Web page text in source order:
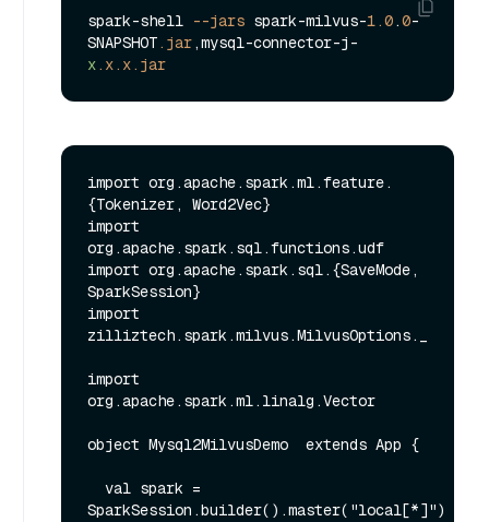
spark-shell --jars spark-milvus-1.0.0-
SNAPSHOT.jar,mysql-connector-j-
x.x.x.jar
import org.apache.spark.ml.feature.
{Tokenizer, Word2Vec}
import
org.apache.spark.sql.functions.udf
import org.apache.spark.sql.{SaveMode,
SparkSession}
import
zilliztech.spark.milvus.MilvusOptions._
import
org.apache.spark.ml.linalg.Vector
object Mysql2MilvusDemo  extends App {
SparkSession.builder().master("local[*]")